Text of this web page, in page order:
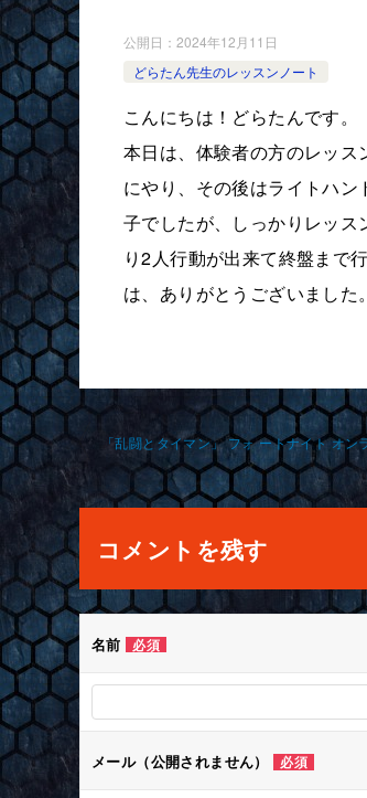
公開日： 2024年12月11日
どらたん先生のレッスンノート
こんにちは！どらたんです。
本日は、体験者の方のレッ
にやり、その後はライトハ
子でしたが、しっかりレッ
り2人行動が出来て終盤まで
は、ありがとうございました。
投
稿
ナ
ビ
ゲ
ー
シ
ョ
コメントを残す
名前 必須
メール（公開されません） 必須